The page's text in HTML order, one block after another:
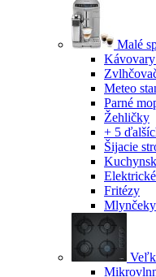
Malé
Meteo
Parné
Žehličky
+ 5
Šijacie
Fritézy